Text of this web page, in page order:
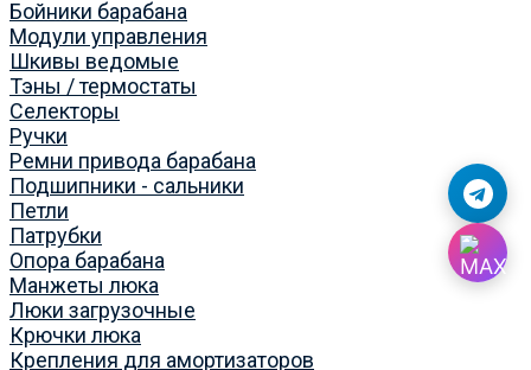
Бойники барабана
Модули управления
Шкивы ведомые
Тэны / термостаты
Селекторы
Ручки
Ремни привода барабана
Подшипники - сальники
Петли
Патрубки
Опора барабана
Манжеты люка
Люки загрузочные
Крючки люка
Крепления для амортизаторов